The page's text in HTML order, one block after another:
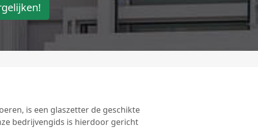
is een glaszetter de geschikte
bedrijvengids is hierdoor gericht